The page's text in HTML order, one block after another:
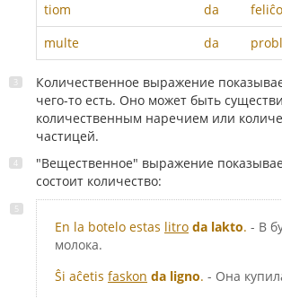
tiom
da
feliĉo
multe
da
Количественное выражение
чего-то есть. Оно может быть
количественным наречием или
частицей.
"Вещественное" выражение
состоит количество:
En la botelo estas litro da lakto. - В
молока.
Ŝi aĉetis faskon da ligno. - Она